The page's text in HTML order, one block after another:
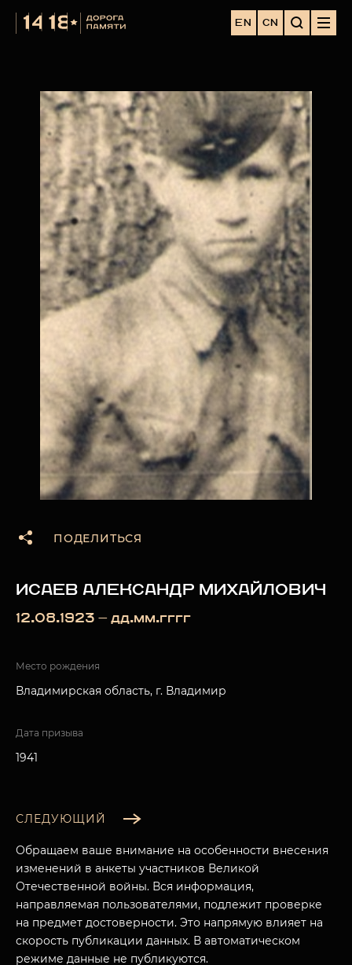
EN CN
ПОДЕЛИТЬСЯ
ИСАЕВ АЛЕКСАНДР МИХАЙЛОВИЧ
12.08.1923 — дд.мм.гггг
Место рождения
Владимирская область, г. Владимир
Дата призыва
1941
СЛЕДУЮЩИЙ
Обращаем ваше внимание на особенности внесения
изменений в анкеты участников Великой
Отечественной войны. Вся информация,
направляемая пользователями, подлежит проверке
на предмет достоверности. Это напрямую влияет на
скорость публикации данных. В автоматическом
режиме данные не публикуются.